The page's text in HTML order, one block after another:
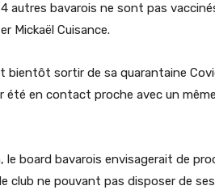
autres bavarois ne sont pas
Mickaël Cuisance.
bientôt sortir de sa quarantaine
été en contact proche avec un
board bavarois envisagerait de
club ne pouvant pas disposer de